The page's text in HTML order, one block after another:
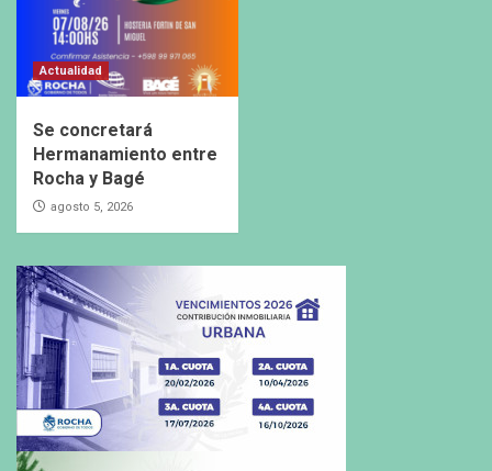
Actualidad
Se concretará
Hermanamiento entre
Rocha y Bagé
agosto 5, 2026